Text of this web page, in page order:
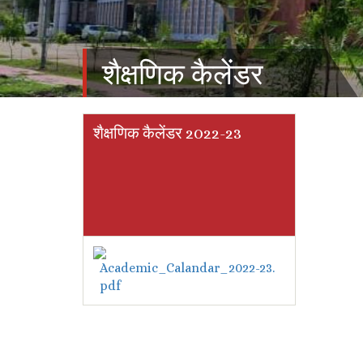
शैक्षणिक कैलेंडर
शैक्षणिक कैलेंडर 2022-23
Academic_Calandar_2022-23.
pdf